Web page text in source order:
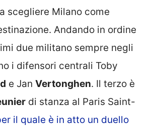
scegliere Milano come
Andando in ordine
due militano sempre negli
i difensori centrali Toby
e Jan Vertonghen. Il terzo è
di stanza al Paris Saint-
il quale è in atto un duello